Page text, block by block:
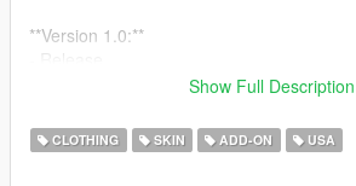
**Version 1.0:**
Show Full Description
CLOTHING SKIN ADD-ON USA